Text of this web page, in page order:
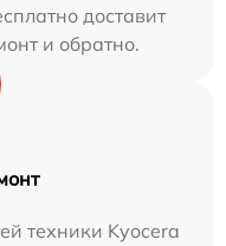
доставит
и обратно.
техники Kyocera